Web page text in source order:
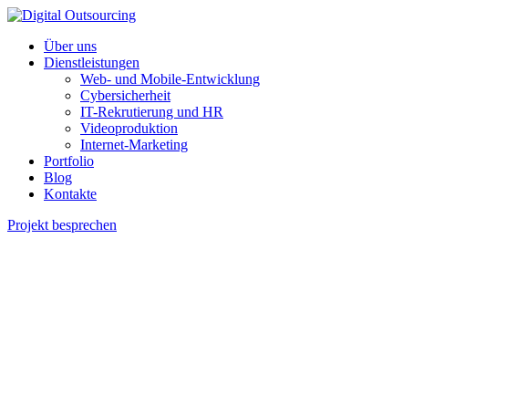
Über uns
Dienstleistungen
Web- und Mobile-Entwicklung
Cybersicherheit
IT-Rekrutierung und HR
Videoproduktion
Internet-Marketing
Portfolio
Blog
Kontakte
Projekt besprechen